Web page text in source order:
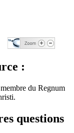
:
du Regnum
questions